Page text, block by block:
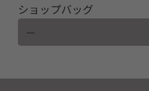
ショップバッグ